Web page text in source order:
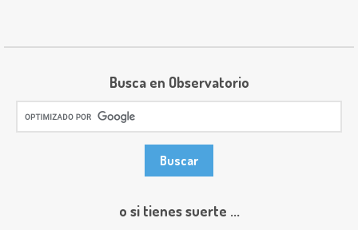
Busca en Observatorio
o si tienes suerte ...